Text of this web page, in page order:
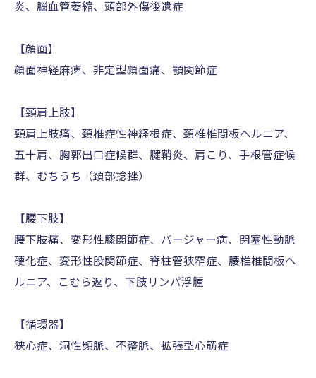
炎、腦血管萎縮、頭部外傷後遺症
【顔面】
顔面神経麻痺、非定型顔面痛、顎関節症
【頸肩上肢】
頸肩上肢痛、頚椎症性神経根症、頚椎椎間板ヘルニア、
五十肩、胸郭出口症候群、腱鞘炎、肩こり、手根管症候
群、むちうち（頚部捻挫）
【腰下肢】
腰下肢痛、変形性膝関節症、バージャー病、閉塞性動脈
硬化症、変形性股関節症、脊柱管狭窄症、腰椎椎間板ヘ
ルニア、こむら返り、下肢リンパ浮腫
【循環器】
狭心症、洞性頻脈、不整脈、拡張型心筋症